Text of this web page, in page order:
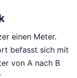
einen Meter.
befasst sich mit
von A nach B